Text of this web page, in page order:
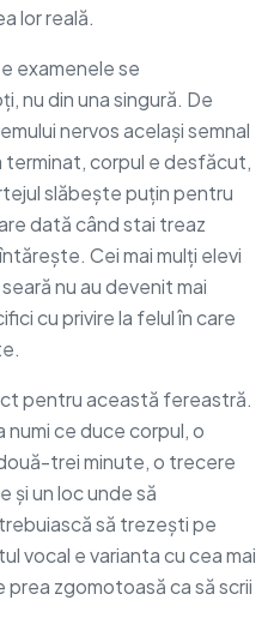
lor reală.
examenele se
nu din una singură. De
nervos același semnal
terminat, corpul e desfăcut,
slăbește puțin pentru
dată când stai treaz
Cei mai mulți elevi
nu au devenit mai
cu privire la felul în care
pentru această fereastră.
ce duce corpul, o
trei minute, o trecere
un loc unde să
să trezești pe
vocal e varianta cu cea mai
zgomotoasă ca să scrii